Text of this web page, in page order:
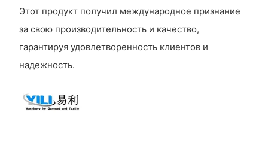
Этот продукт получил международное признание
за свою производительность и качество,
гарантируя удовлетворенность клиентов и
надежность.